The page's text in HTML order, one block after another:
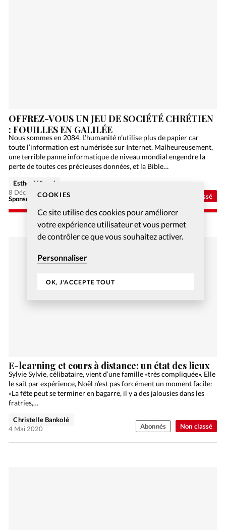
COOKIES
Ce site utilise des cookies pour améliorer
votre expérience utilisateur et vous permet
de contrôler ce que vous souhaitez activer.
Personnaliser
OK, J'ACCEPTE TOUT
Non classé
OFFREZ-VOUS UN JEU DE SOCIÉTÉ CHRÉTIEN
: FOUILLES EN GALILÉE
Nous sommes en 2084. L’humanité n’utilise plus de papier car
toute l’information est numérisée sur Internet. Malheureusement,
une terrible panne informatique de niveau mondial engendre la
perte de toutes ces précieuses données, et la Bible…
Sponsorisé - Alliance Biblilque Française
Esther Hänggi
8 Déc 2020
Non classé
E-learning et cours à distance: un état des lieux
Sylvie Sylvie, célibataire, vient d’une famille «très compliquée». Elle
le sait par expérience, Noël n’est pas forcément un moment facile:
«La fête peut se terminer en bagarre, il y a des jalousies dans les
fratries,…
Christelle Bankolé
4 Mai 2020
Abonnés